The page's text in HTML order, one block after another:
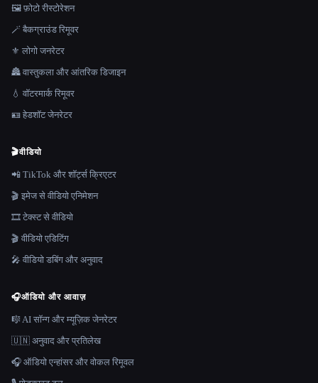
🖼️ फ़ोटो रीस्टोरेशन
🪄 बैकग्राउंड रिमूवर
⚜️ लोगो जनरेटर
🏯 वास्तुकला और आंतरिक डिजाइन
💧 वॉटरमार्क रिमूवर
🪪 हेडशॉट जेनरेटर
🎬वीडियो
📲 TikTok और शॉर्ट्स क्रिएटर
🎬 इमेज से वीडियो एनिमेशन
🎞️ टेक्स्ट से वीडियो
🎬 वीडियो एडिटिंग
🎤 वीडियो डबिंग और अनुवाद
🎧ऑडियो और आवाज़
🎼 AI सॉन्ग और म्यूज़िक जेनरेटर
🇺🇳 अनुवाद और प्रतिलेख
🎧 ऑडियो एन्हांसर और वोकल रिमूवल